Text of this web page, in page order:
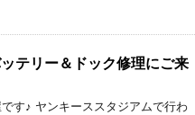
テリー＆ドック修理にご来
す♪ ヤンキーススタジアムで行わ